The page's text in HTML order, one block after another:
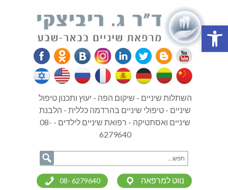
פתח סרגל נגישות
השתלות שיניים - שיקום הפה - יעוץ ותכנון טיפול
שיניים - טיפולי שיניים בהרדמה כללית - הלבנת
שיניים ואסתטיקה - רפואת שיניים לילדים - 08-
6279640
08- 6279640 נווט למרפאה